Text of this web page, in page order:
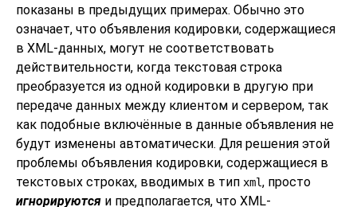
показаны в предыдущих примерах. Обычно это
означает, что объявления кодировки, содержащиеся
в XML-данных, могут не соответствовать
действительности, когда текстовая строка
преобразуется из одной кодировки в другую при
передаче данных между клиентом и сервером, так
как подобные включённые в данные объявления не
будут изменены автоматически. Для решения этой
проблемы объявления кодировки, содержащиеся в
текстовых строках, вводимых в тип xml, просто
игнорируются и предполагается, что XML-